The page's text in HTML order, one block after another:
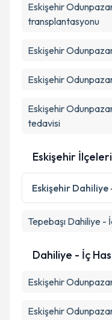
Eskişehir
transplantasyonu
Eskişehir
Eskişehir
Eskişehir
tedavisi
Eskişehir İlçeleri
Eskişehir Dahiliye
Tepebaşı Dahiliye -
Dahiliye - İç
Eskişehir
Eskişehir